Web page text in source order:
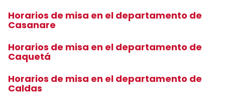
Horarios de misa en el departamento de
Casanare
Horarios de misa en el departamento de
Caquetá
Horarios de misa en el departamento de
Caldas